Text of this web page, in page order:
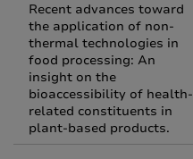
Recent advances toward
the application of non-
thermal technologies in
food processing: An
insight on the
bioaccessibility of health-
related constituents in
plant-based products.